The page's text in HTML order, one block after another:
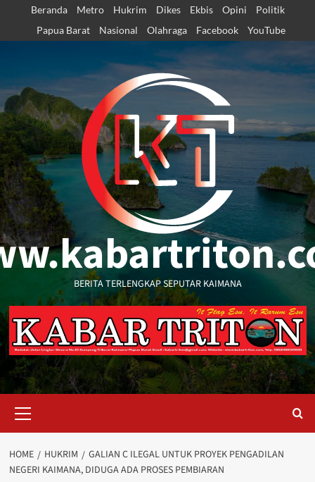
content
Beranda Metro Hukrim Dikes Ekbis Opini
Politik
Papua Barat
Nasional Olahraga Facebook YouTube
BERITA TERLENGKAP SEPUTAR KAIMANA
Menu
HOME HUKRIM
GALIAN C ILEGAL UNTUK PROYEK PENGADILAN
NEGERI KAIMANA, DIDUGA ADA PROSES PEMBIARAN